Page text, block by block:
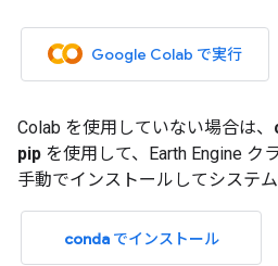
Google Colab で実行
Colab を使用していない場合は、
pip を使用して、Earth Engine ク
手動でインストールしてシステム
condaでインストール